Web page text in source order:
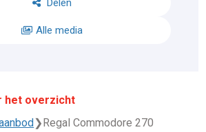
Delen
Alle media
het overzicht
❯Regal Commodore 270